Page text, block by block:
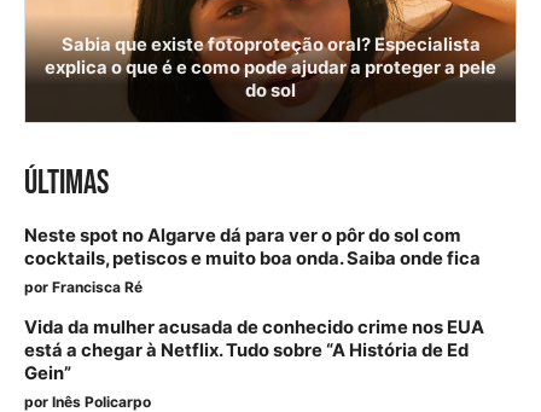
Sabia que existe fotoproteção oral? Especialista
explica o que é e como pode ajudar a proteger a pele
do sol
ÚLTIMAS
Neste spot no Algarve dá para ver o pôr do sol com
cocktails, petiscos e muito boa onda. Saiba onde fica
por Francisca Ré
Vida da mulher acusada de conhecido crime nos EUA
está a chegar à Netflix. Tudo sobre “A História de Ed
Gein”
por Inês Policarpo